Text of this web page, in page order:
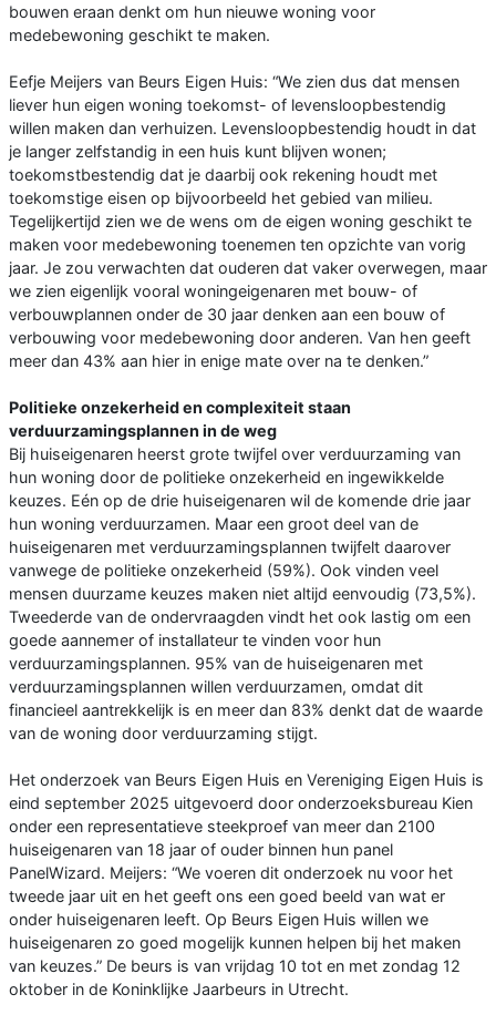
bouwen eraan denkt om hun nieuwe woning voor
medebewoning geschikt te maken.
Eefje Meijers van Beurs Eigen Huis: “We zien dus dat mensen
liever hun eigen woning toekomst- of levensloopbestendig
willen maken dan verhuizen. Levensloopbestendig houdt in dat
je langer zelfstandig in een huis kunt blijven wonen;
toekomstbestendig dat je daarbij ook rekening houdt met
toekomstige eisen op bijvoorbeeld het gebied van milieu.
Tegelijkertijd zien we de wens om de eigen woning geschikt te
maken voor medebewoning toenemen ten opzichte van vorig
jaar. Je zou verwachten dat ouderen dat vaker overwegen, maar
we zien eigenlijk vooral woningeigenaren met bouw- of
verbouwplannen onder de 30 jaar denken aan een bouw of
verbouwing voor medebewoning door anderen. Van hen geeft
meer dan 43% aan hier in enige mate over na te denken.”
Politieke onzekerheid en complexiteit staan
verduurzamingsplannen in de weg
Bij huiseigenaren heerst grote twijfel over verduurzaming van
hun woning door de politieke onzekerheid en ingewikkelde
keuzes. Eén op de drie huiseigenaren wil de komende drie jaar
hun woning verduurzamen. Maar een groot deel van de
huiseigenaren met verduurzamingsplannen twijfelt daarover
vanwege de politieke onzekerheid (59%). Ook vinden veel
mensen duurzame keuzes maken niet altijd eenvoudig (73,5%).
Tweederde van de ondervraagden vindt het ook lastig om een
goede aannemer of installateur te vinden voor hun
verduurzamingsplannen. 95% van de huiseigenaren met
verduurzamingsplannen willen verduurzamen, omdat dit
financieel aantrekkelijk is en meer dan 83% denkt dat de waarde
van de woning door verduurzaming stijgt.
Het onderzoek van Beurs Eigen Huis en Vereniging Eigen Huis is
eind september 2025 uitgevoerd door onderzoeksbureau Kien
onder een representatieve steekproef van meer dan 2100
huiseigenaren van 18 jaar of ouder binnen hun panel
PanelWizard. Meijers: “We voeren dit onderzoek nu voor het
tweede jaar uit en het geeft ons een goed beeld van wat er
onder huiseigenaren leeft. Op Beurs Eigen Huis willen we
huiseigenaren zo goed mogelijk kunnen helpen bij het maken
van keuzes.” De beurs is van vrijdag 10 tot en met zondag 12
oktober in de Koninklijke Jaarbeurs in Utrecht.